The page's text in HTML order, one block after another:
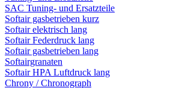
SAC Tuning- und Ersatzteile
Softair gasbetrieben kurz
Softair elektrisch lang
Softair Federdruck lang
Softair gasbetrieben lang
Softairgranaten
Softair HPA Luftdruck lang
Chrony / Chronograph